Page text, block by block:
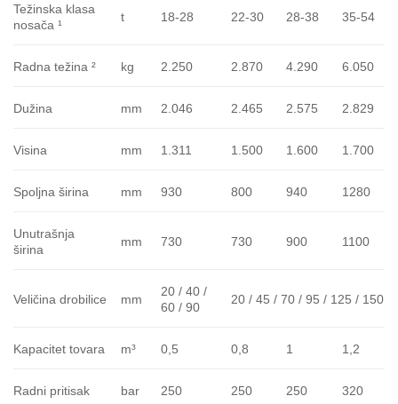
Težinska klasa
nosača ¹
t 18-28 22-30 28-38 35-54
Radna težina ² kg 2.250 2.870 4.290 6.050
Dužina mm 2.046 2.465 2.575 2.829
Visina mm 1.311 1.500 1.600 1.700
Spoljna širina mm 930 800 940 1280
Unutrašnja
širina
mm 730 730 900 1100
Veličina drobilice mm
20 / 40 /
60 / 90
20 / 45 / 70 / 95 / 125 / 150
Kapacitet tovara m³ 0,5 0,8 1 1,2
Radni pritisak bar 250 250 250 320